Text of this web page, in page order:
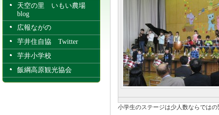
天空の里 いもい農場
blog
広報ながの
芋井住自協 Twitter
芋井小学校
飯綱高原観光協会
小学生のステージは少人数ならでは